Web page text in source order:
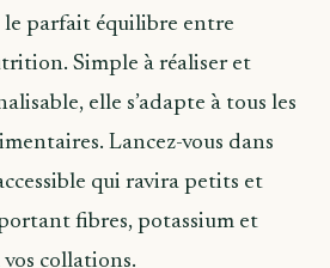
le parfait équilibre entre
Simple à réaliser et
elle s’adapte à tous les
Lancez-vous dans
qui ravira petits et
fibres, potassium et
collations.